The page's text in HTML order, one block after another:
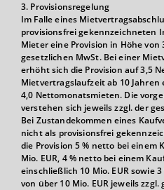
3. Provisionsregelung
Im Falle eines
provisionsfrei gekennzeichneten
Mieter eine Provision in Höhe
gesetzlichen MwSt. Bei einer
erhöht sich die Provision auf 3,5
Mietvertragslaufzeit ab 10
4,0 Nettomonatsmieten. Die
verstehen sich jeweils zzgl. der
Bei Zustandekommen eines
nicht als provisionsfrei
die Provision 5 % netto bei einem
Mio. EUR, 4 % netto bei einem
einschließlich 10 Mio. EUR sowie
von über 10 Mio. EUR jeweils